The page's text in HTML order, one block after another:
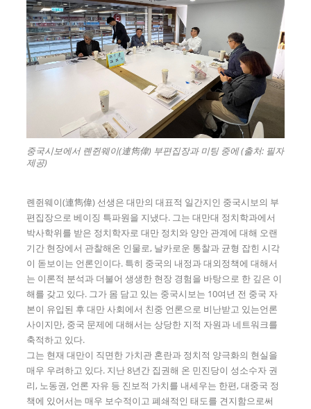
중국시보에서 롄쥔웨이(連雋偉) 부편집장과 미팅 중에 (출처: 필자
제공)
롄쥔웨이(連雋偉) 선생은 대만의 대표적 일간지인 중국시보의 부
편집장으로 베이징 특파원을 지냈다. 그는 대만대 정치학과에서
박사학위를 받은 정치학자로 대만 정치와 양안 관계에 대해 오랜
기간 현장에서 관찰해온 인물로, 날카로운 통찰과 균형 잡힌 시각
이 돋보이는 언론인이다. 특히 중국의 내정과 대외정책에 대해서
는 이론적 분석과 더불어 생생한 현장 경험을 바탕으로 한 깊은 이
해를 갖고 있다. 그가 몸 담고 있는 중국시보는 10여년 전 중국 자
본이 유입된 후 대만 사회에서 친중 언론으로 비난받고 있는언론
사이지만, 중국 문제에 대해서는 상당한 지적 자원과 네트워크를
축적하고 있다.
그는 현재 대만이 직면한 가치관 혼란과 정치적 양극화의 현실을
매우 우려하고 있다. 지난 8년간 집권해 온 민진당이 성소수자 권
리, 노동권, 언론 자유 등 진보적 가치를 내세우는 한편, 대중국 정
책에 있어서는 매우 보수적이고 폐쇄적인 태도를 견지함으로써